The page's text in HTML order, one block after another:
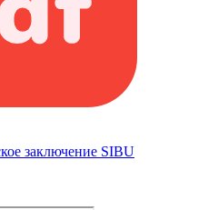
заключение SIBU